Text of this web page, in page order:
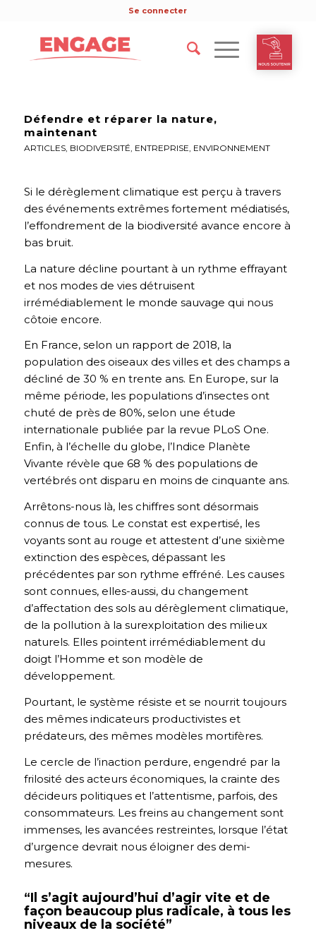
Se connecter
Défendre et réparer la nature,
maintenant
ARTICLES, BIODIVERSITÉ, ENTREPRISE, ENVIRONNEMENT
Si le dérèglement climatique est perçu à travers
des événements extrêmes fortement médiatisés,
l’effondrement de la biodiversité avance encore à
bas bruit.
La nature décline pourtant à un rythme effrayant
et nos modes de vies détruisent
irrémédiablement le monde sauvage qui nous
côtoie encore.
En France, selon un rapport de 2018, la
population des oiseaux des villes et des champs a
décliné de 30 % en trente ans. En Europe, sur la
même période, les populations d’insectes ont
chuté de près de 80%, selon une étude
internationale publiée par la revue PLoS One.
Enfin, à l’échelle du globe, l’Indice Planète
Vivante révèle que 68 % des populations de
vertébrés ont disparu en moins de cinquante ans.
Arrêtons-nous là, les chiffres sont désormais
connus de tous. Le constat est expertisé, les
voyants sont au rouge et attestent d’une sixième
extinction des espèces, dépassant les
précédentes par son rythme effréné. Les causes
sont connues, elles-aussi, du changement
d’affectation des sols au dérèglement climatique,
de la pollution à la surexploitation des milieux
naturels. Elles pointent irrémédiablement du
doigt l’Homme et son modèle de
développement.
Pourtant, le système résiste et se nourrit toujours
des mêmes indicateurs productivistes et
prédateurs, des mêmes modèles mortifères.
Le cercle de l’inaction perdure, engendré par la
frilosité des acteurs économiques, la crainte des
décideurs politiques et l’attentisme, parfois, des
consommateurs. Les freins au changement sont
immenses, les avancées restreintes, lorsque l’état
d’urgence devrait nous éloigner des demi-
mesures.
“Il s’agit aujourd’hui d’agir vite et de
façon beaucoup plus radicale, à tous les
niveaux de la société”